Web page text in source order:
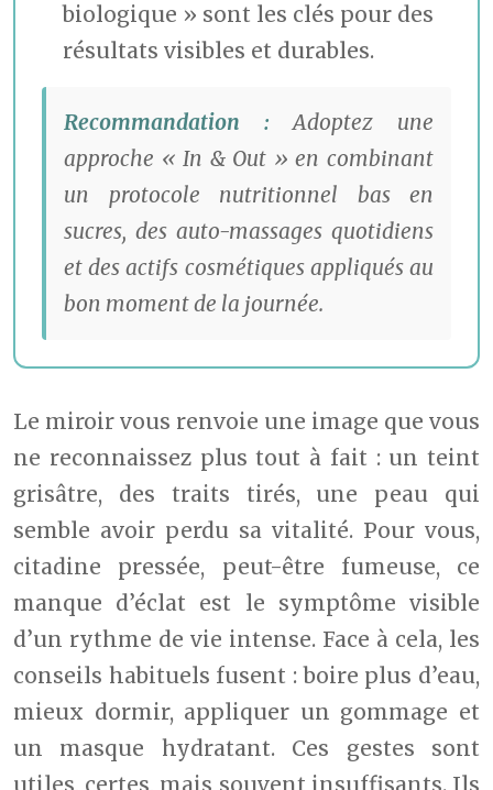
biologique » sont les clés pour des
résultats visibles et durables.
Recommandation : Adoptez une
approche « In & Out » en combinant
un protocole nutritionnel bas en
sucres, des auto-massages quotidiens
et des actifs cosmétiques appliqués au
bon moment de la journée.
Le miroir vous renvoie une image que vous
ne reconnaissez plus tout à fait : un teint
grisâtre, des traits tirés, une peau qui
semble avoir perdu sa vitalité. Pour vous,
citadine pressée, peut-être fumeuse, ce
manque d’éclat est le symptôme visible
d’un rythme de vie intense. Face à cela, les
conseils habituels fusent : boire plus d’eau,
mieux dormir, appliquer un gommage et
un masque hydratant. Ces gestes sont
utiles, certes, mais souvent insuffisants. Ils